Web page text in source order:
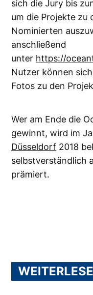
sich die Jury bis
um die Projekte zu
Nominierten
anschließend
unter https://
Nutzer können
Fotos zu den
Wer am Ende die
gewinnt, wird im
Düsseldorf 2018
selbstverständlich
prämiert.